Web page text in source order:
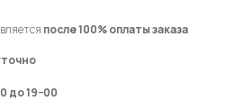
после 100% оплаты заказа
до 19−00